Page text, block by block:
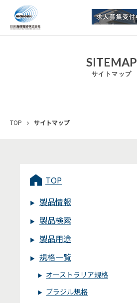
SITEMAP
サイトマップ
TOP サイトマップ
TOP
製品情報
製品検索
製品用途
規格一覧
オーストラリア規格
ブラジル規格